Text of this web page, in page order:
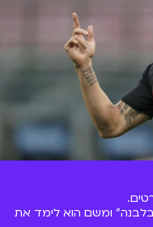
בלבנה" ומשם הוא לימד את